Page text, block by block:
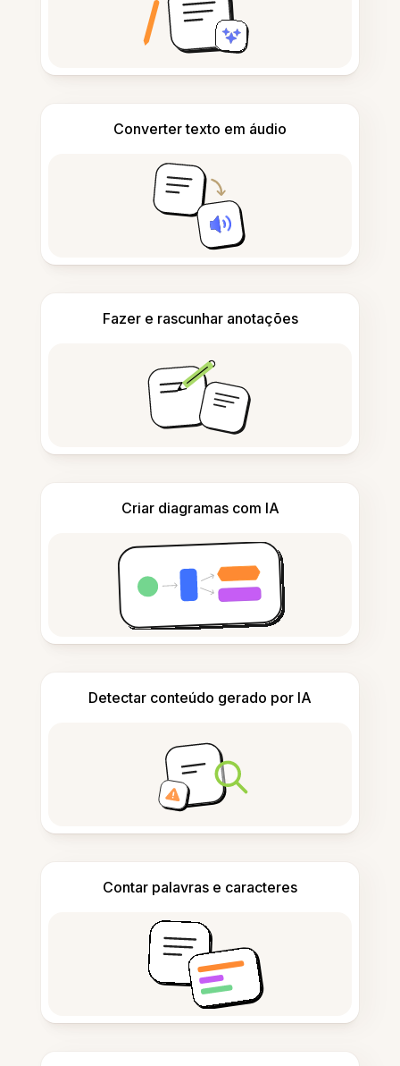
Converter texto em áudio
Fazer e rascunhar anotações
Criar diagramas com IA
Detectar conteúdo gerado por IA
Contar palavras e caracteres